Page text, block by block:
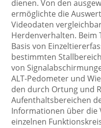
dienen. Von den
ermöglichte die
Videodaten
Herdenverhalten. Beim
Basis von
bestimmten
von
ALT-Pedometer und
den durch Ortung und
Aufenthaltsbereichen
Informationen über die
einzelnen